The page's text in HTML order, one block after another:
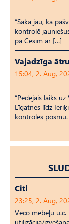
“Saka jau, ka
kontrolē
pa Cēsīm ar […]
Vajadzīga
15:04, 2. Aug,
“Pēdējais laiks
Līgatnes līdz
kontroles
Citi
23:25, 2. Aug,
Veco mēbeļu u.c.